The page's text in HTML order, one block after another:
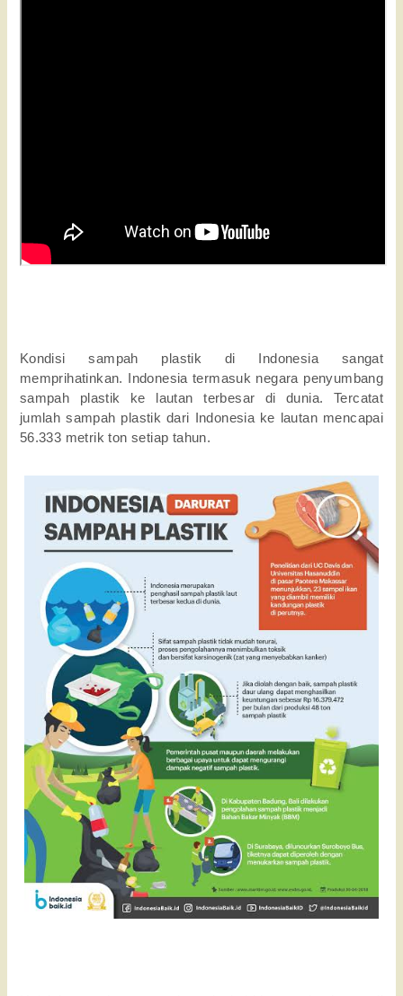
Kondisi sampah plastik di Indonesia sangat
memprihatinkan. Indonesia termasuk negara penyumbang
sampah plastik ke lautan terbesar di dunia. Tercatat
jumlah sampah plastik dari Indonesia ke lautan mencapai
56.333 metrik ton setiap tahun.